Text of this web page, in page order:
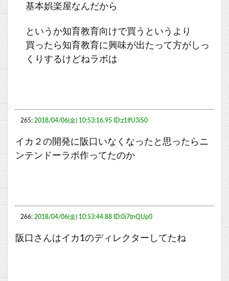
基本娯楽屋なんだから
というか知育教育向けで買うというより
買ったら知育教育に興味が出たって方がしっ
くりするけどねラボは
265: 2018/04/06(金) 10:53:16.95 ID:z1IfU3iS0
イカ２の開発に阪口いなくなったと思ったらニ
ンテンドーラボ作ってたのか
266: 2018/04/06(金) 10:53:44.88 ID:0i7tnQUp0
阪口さんはイカ1のディレクターしてたね